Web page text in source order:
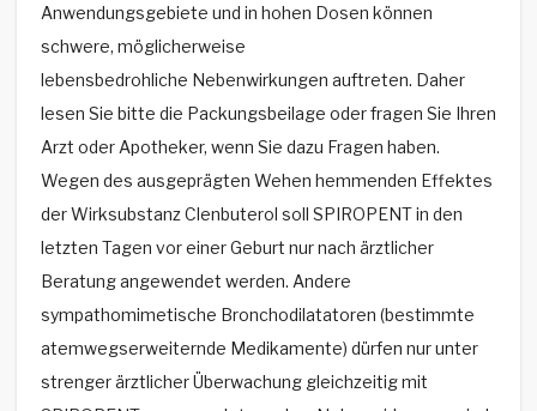
Anwendungsgebiete und in hohen Dosen können
schwere, möglicherweise
lebensbedrohliche Nebenwirkungen auftreten. Daher
lesen Sie bitte die Packungsbeilage oder fragen Sie Ihren
Arzt oder Apotheker, wenn Sie dazu Fragen haben.
Wegen des ausgeprägten Wehen hemmenden Effektes
der Wirksubstanz Clenbuterol soll SPIROPENT in den
letzten Tagen vor einer Geburt nur nach ärztlicher
Beratung angewendet werden. Andere
sympathomimetische Bronchodilatatoren (bestimmte
atemwegserweiternde Medikamente) dürfen nur unter
strenger ärztlicher Überwachung gleichzeitig mit